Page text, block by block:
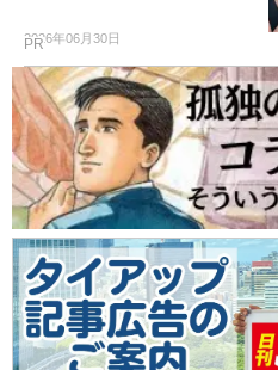
2026年06月30日
PR